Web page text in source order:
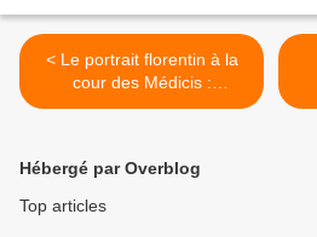
< Le portrait florentin à la
cour des Médicis :
Bronzino, Salviati,
Hébergé par Overblog
Top articles